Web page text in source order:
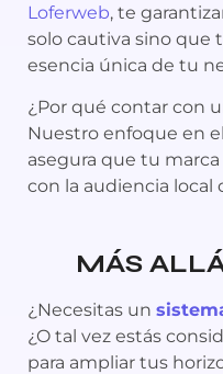
Loferweb, te
solo cautiva sino que
esencia única de tu
¿Por qué contar con
Nuestro enfoque en el
asegura que tu
con la audiencia local
MÁS
¿Necesitas un
¿O tal vez estás
para ampliar tus